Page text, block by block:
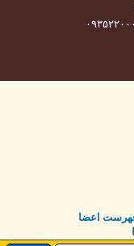
اعضا